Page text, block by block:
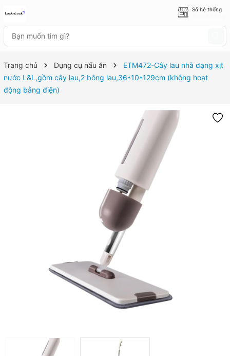
Số hệ thống
Trang chủ Dụng cụ nấu ăn
ETM472-Cây lau nhà dạng xịt
nước L&L,gồm cây lau,2 bông lau,36*10*129cm (không hoạt
động bằng điện)